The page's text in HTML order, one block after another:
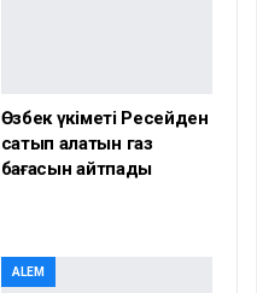
Өзбек үкіметі Ресейден
сатып алатын газ
бағасын айтпады
ALEM